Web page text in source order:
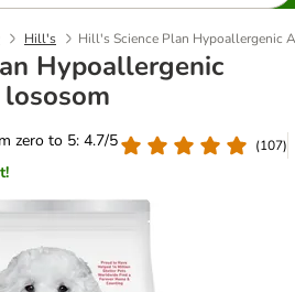
Hill's Hill's Science Plan Hypoallergenic
Hypoallergenic
zero to 5: 4.7/5
(107)